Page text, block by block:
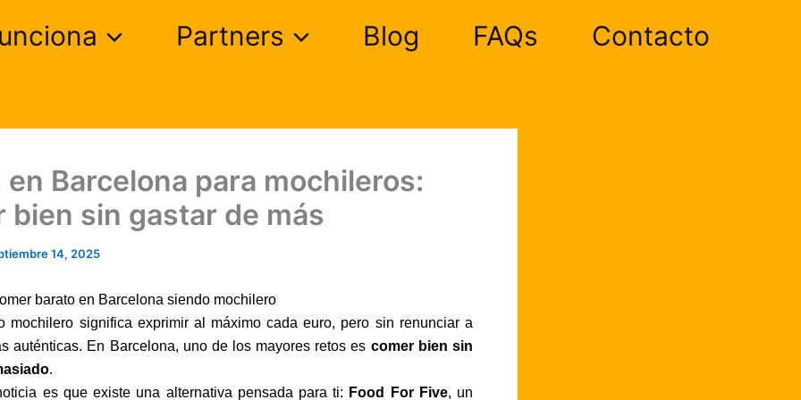
Partners Blog FAQs Contacto
en Barcelona para mochileros:
bien sin gastar de más
14, 2025
barato en Barcelona siendo mochilero
mochilero significa exprimir al máximo cada euro, pero sin renunciar a
auténticas. En Barcelona, uno de los mayores retos es comer bien sin
.
es que existe una alternativa pensada para ti: Food For Five, un